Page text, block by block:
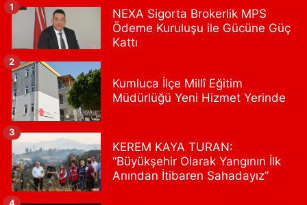
0 (212) 635 03 83 Yol Tarifi Al
Tersane İstanbul Eczanesi
Camiikebir Mahallesi Taşkızak Tersanesi Caddesi 6 6B Tersane
İstanbul içerisi ama yol üzerinde
0 (533) 395 65 65 Yol Tarifi Al
Nuh Eczanesi
Fetih Mahallesi Hicazkar (Örnek Mah) Sokak Bağkur Sitesi No:10
1A
0 (216) 324 46 96 Yol Tarifi Al
NEXA Sigorta Brokerlik MPS
Ödeme Kuruluşu ile Gücüne Güç
Kattı
1
Kumluca İlçe Millî Eğitim
Müdürlüğü Yeni Hizmet Yerinde
2
KEREM KAYA TURAN:
“Büyükşehir Olarak Yangının İlk
Anından İtibaren Sahadayız”
3
4